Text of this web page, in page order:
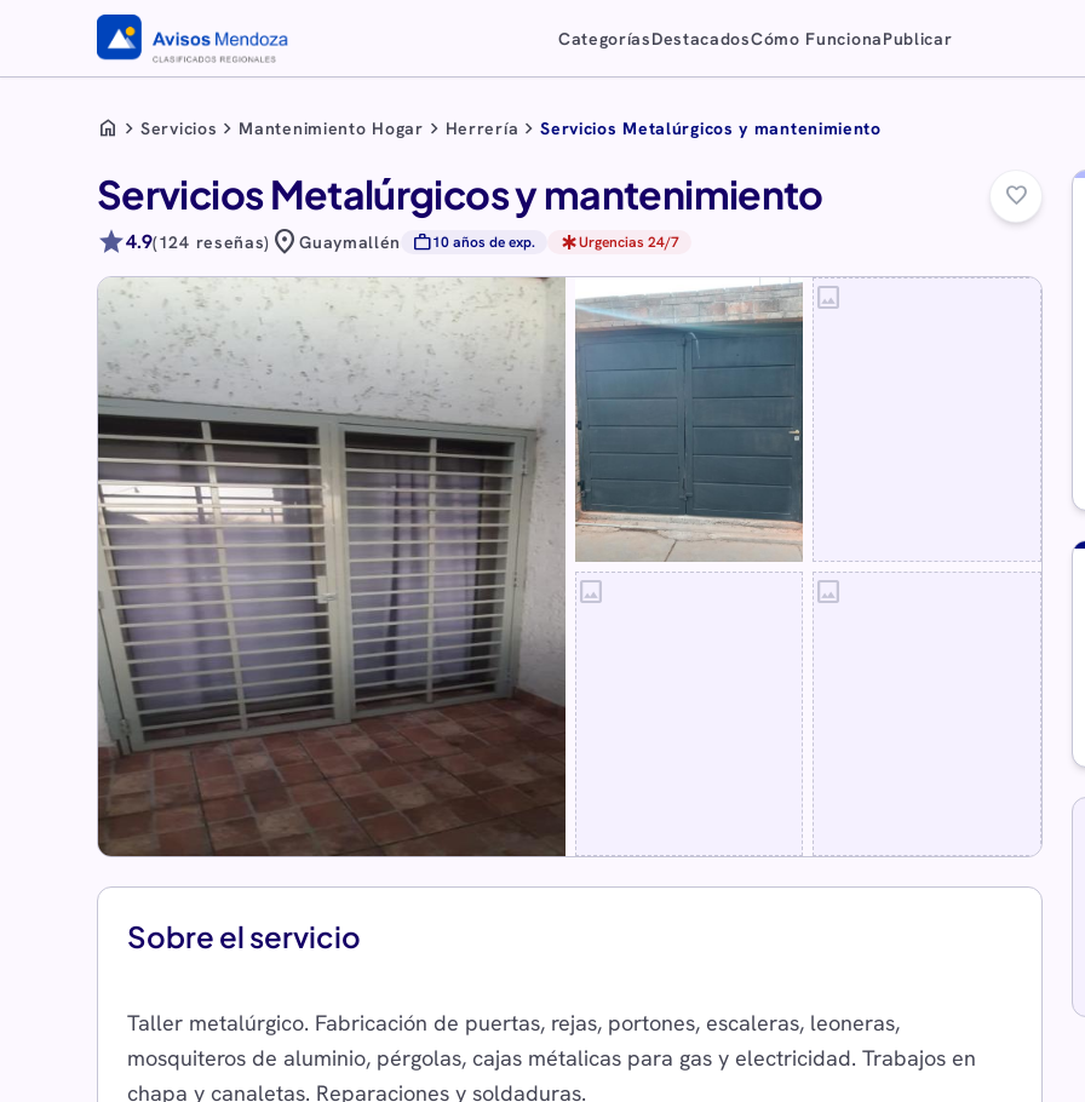
CategoríasDestacadosCómo FuncionaPublicar
home chevron_right Servicios chevron_right Mantenimiento Hogar chevron_right Herrería chevron_rightServicios Metalúrgicos y mantenimiento
Servicios Metalúrgicos y mantenimiento
star4.9(124 reseñas) location_onGuaymallén work10 años de exp. emergencyUrgencias 24/7
favorite_border
image
image image
Sobre el servicio
Taller metalúrgico. Fabricación de puertas, rejas, portones, escaleras, leoneras,
mosquiteros de aluminio, pérgolas, cajas métalicas para gas y electricidad. Trabajos en